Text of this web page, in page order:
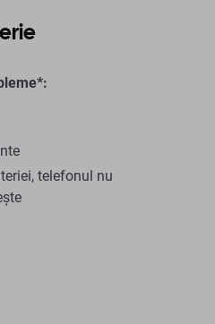
telefonul nu